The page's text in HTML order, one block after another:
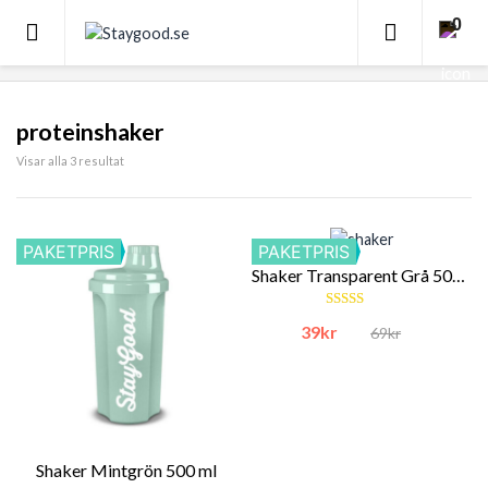
0
proteinshaker
Visar alla 3 resultat
PAKETPRIS
Shaker Mintgrön 500 ml
PAKETPRIS
Shaker Transparent Grå 500 ml
Betygsatt
69kr
Det
39kr
Det